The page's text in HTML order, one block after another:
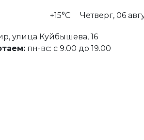
+15°С Четверг, 06
улица Куйбышева, 16
пн-вс: с 9.00 до 19.00